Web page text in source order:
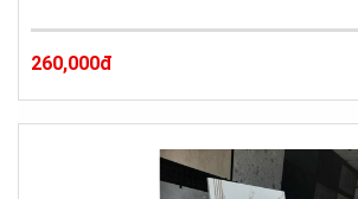
260,000đ